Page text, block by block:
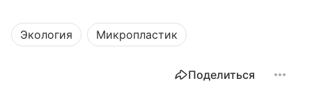
Экология Микропластик
Поделиться